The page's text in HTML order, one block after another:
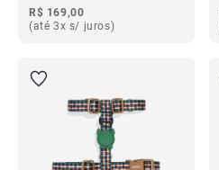
R$ 169,00
(até 3x s/ juros)